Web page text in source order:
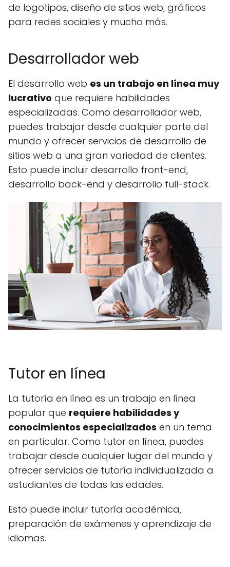
de logotipos, diseño de sitios web, gráficos
para redes sociales y mucho más.
Desarrollador web
El desarrollo web es un trabajo en línea muy
lucrativo que requiere habilidades
especializadas. Como desarrollador web,
puedes trabajar desde cualquier parte del
mundo y ofrecer servicios de desarrollo de
sitios web a una gran variedad de clientes.
Esto puede incluir desarrollo front-end,
desarrollo back-end y desarrollo full-stack.
Tutor en línea
La tutoría en línea es un trabajo en línea
popular que requiere habilidades y
conocimientos especializados en un tema
en particular. Como tutor en línea, puedes
trabajar desde cualquier lugar del mundo y
ofrecer servicios de tutoría individualizada a
estudiantes de todas las edades.
Esto puede incluir tutoría académica,
preparación de exámenes y aprendizaje de
idiomas.